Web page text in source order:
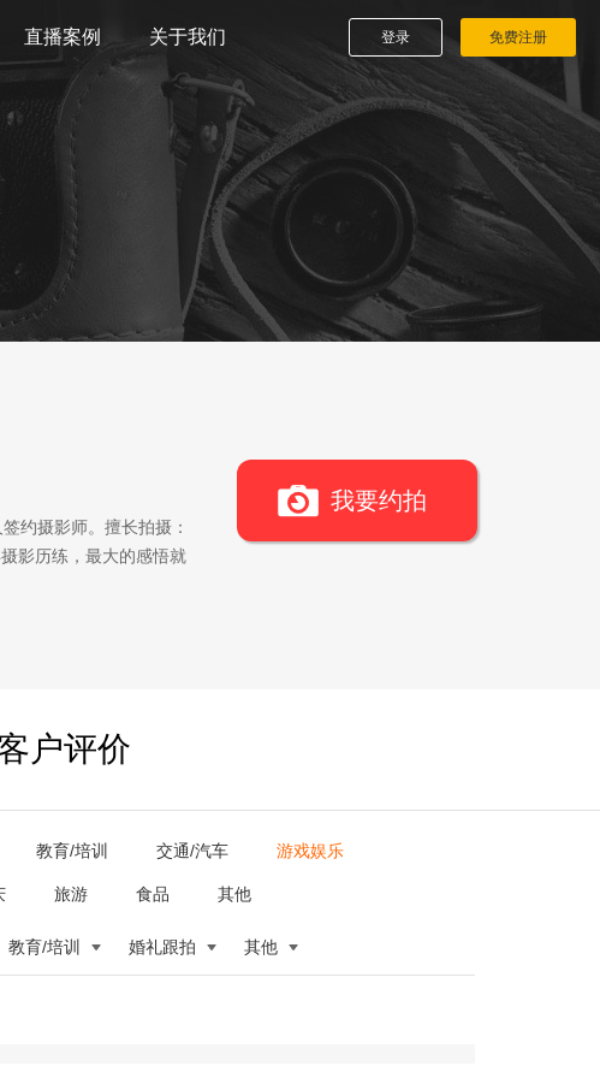
直播案例 关于我们 登录 免费注册
约摄影师。擅长拍摄：
影历练，最大的感悟就
我要约拍
户评价
教育/培训 交通/汽车 游戏娱乐
旅游 食品 其他
教育/培训 婚礼跟拍 其他